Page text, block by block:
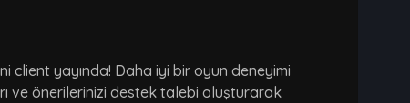
client yayında! Daha iyi bir oyun deneyimi
ve önerilerinizi destek talebi oluşturarak